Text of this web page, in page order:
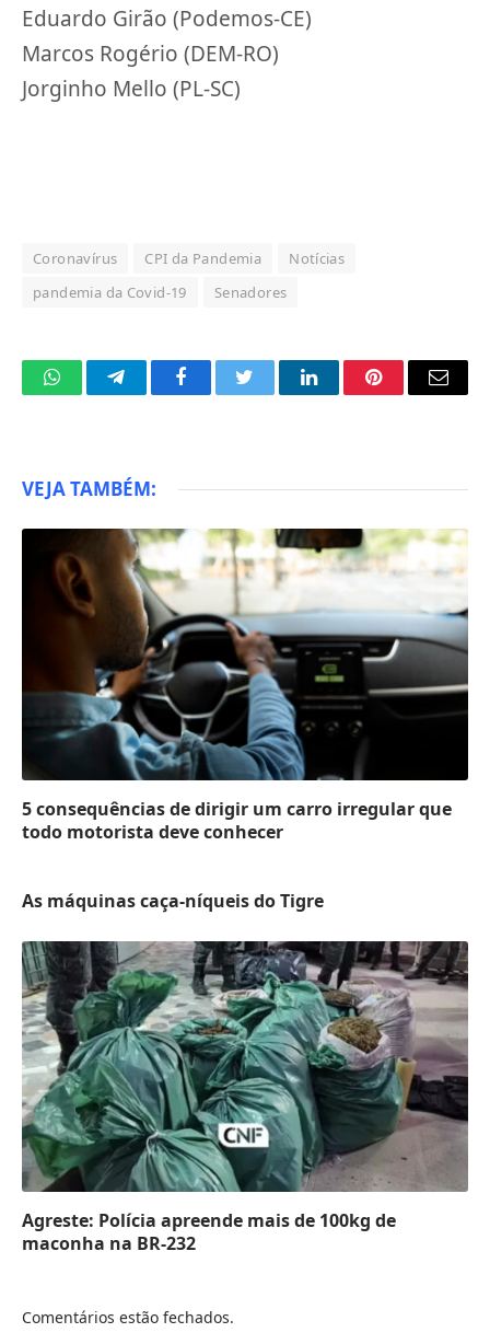
Eduardo Girão (Podemos-CE)
Marcos Rogério (DEM-RO)
Jorginho Mello (PL-SC)
Coronavírus CPI da Pandemia
Notícias
pandemia da Covid-19
Senadores
WhatsAppTelegramFacebookTwitter LinkedInPinterestEmail
VEJA TAMBÉM:
5 consequências de dirigir um carro irregular que
todo motorista deve conhecer
As máquinas caça-níqueis do Tigre
Agreste: Polícia apreende mais de 100kg de
maconha na BR-232
Comentários estão fechados.